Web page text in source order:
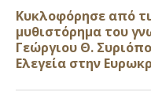
Κυκλοφόρησε από
μυθιστόρημα του
Γεώργιου Θ.
Ελεγεία στην